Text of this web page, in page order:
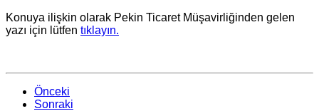
Konuya ilişkin olarak Pekin Ticaret Müşavirliğinden gelen
yazı için lütfen tıklayın.
Önceki
Sonraki